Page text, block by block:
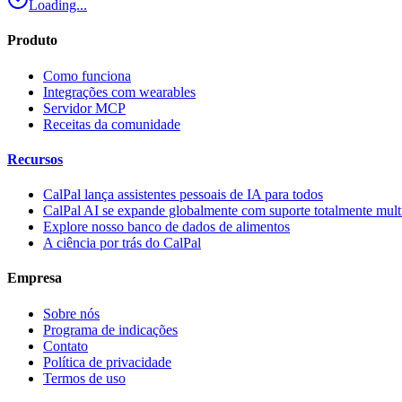
Loading...
Produto
Como funciona
Integrações com wearables
Servidor MCP
Receitas da comunidade
Recursos
CalPal lança assistentes pessoais de IA para todos
CalPal AI se expande globalmente com suporte totalmente
Explore nosso banco de dados de alimentos
A ciência por trás do CalPal
Empresa
Sobre nós
Programa de indicações
Contato
Política de privacidade
Termos de uso